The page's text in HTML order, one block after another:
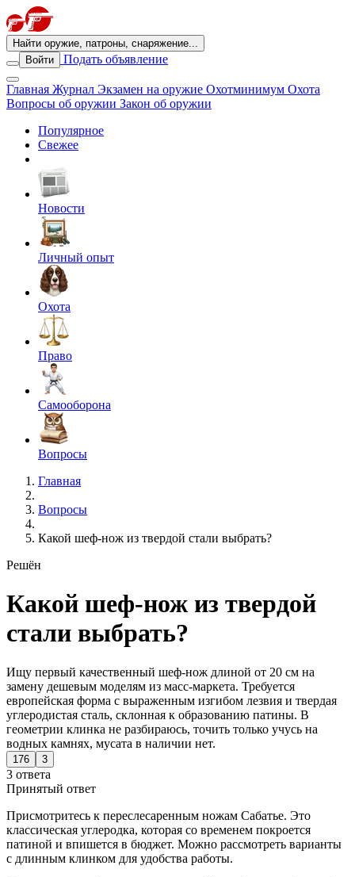
Найти оружие, патроны, снаряжение...
Войти
Подать объявление
Главная Журнал Экзамен на оружие Охотминимум Охота
Вопросы об оружии Закон об оружии
Популярное
Свежее
Новости
Личный опыт
Охота
Право
Самооборона
Вопросы
Главная
Вопросы
Какой шеф-нож из твердой стали выбрать?
Решён
Какой шеф-нож из твердой
стали выбрать?
Ищу первый качественный шеф-нож длиной от 20 см на
замену дешевым моделям из масс-маркета. Требуется
европейская форма с выраженным изгибом лезвия и твердая
углеродистая сталь, склонная к образованию патины. В
геометрии клинка не разбираюсь, точить только учусь на
водных камнях, мусата в наличии нет.
176 3
3 ответа
Принятый ответ
Присмотритесь к переслесаренным ножам Сабатье. Это
классическая углеродка, которая со временем покроется
патиной и впишется в бюджет. Можно рассмотреть варианты
с длинным клинком для удобства работы.